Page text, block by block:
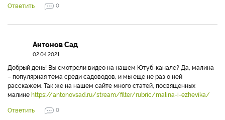
Ответить
0
Антонов Сад
02.04.2021
Добрый день! Вы смотрели видео на нашем Ютуб-канале? Да, малина
– популярная тема среди садоводов, и мы еще не раз о ней
расскажем. Так же на нашем сайте много статей, посвященных
малинеhttps://antonovsad.ru/stream/filter/rubric/malina-i-ezhevika/
Ответить
0